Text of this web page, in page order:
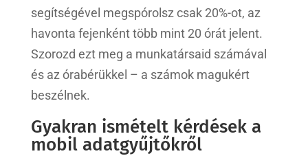
segítségével megspórolsz csak 20%-ot, az
havonta fejenként több mint 20 órát jelent.
Szorozd ezt meg a munkatársaid számával
és az órabérükkel – a számok magukért
beszélnek.
Gyakran ismételt kérdések a
mobil adatgyűjtőkről